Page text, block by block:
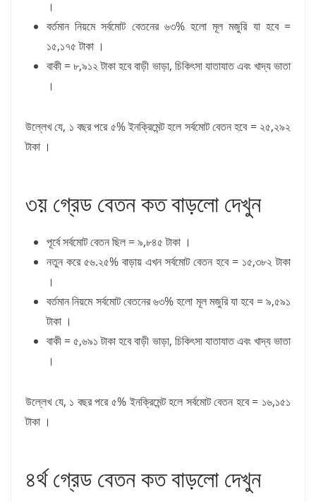
।
বর্তমান নিয়মে সর্বমোট বেতনের ৬৩% হলো মূল মজুরি যা হবে =
১৫,১৭৫ টাকা ।
বাকী = ৮,৯১২ টাকা হবে বাড়ী ভাড়া, চিকিৎসা যাতাযাত এবং খাদ্য ভাতা
।
উল্লেখ যে, ১ বছর পরে ৫% ইনক্রিমেন্ট হলে সর্বমোট বেতন হবে = ২৫,২৯২
টাকা ।
৩য় গ্রেড বেতন কত বাড়লো দেখুন
পূর্বে সর্বমোট বেতন ছিল = ৯,৮৪৫ টাকা ।
নতুন করে ৫৬.২৫% বাড়ায় এখন সর্বমোট বেতন হবে = ১৫,৩৮২ টাকা
।
বর্তমান নিয়মে সর্বমোট বেতনের ৬৩% হলো মূল মজুরি যা হবে = ৯,৫৯১
টাকা ।
বাকী = ৫,৬৯১ টাকা হবে বাড়ী ভাড়া, চিকিৎসা যাতাযাত এবং খাদ্য ভাতা
।
উল্লেখ যে, ১ বছর পরে ৫% ইনক্রিমেন্ট হলে সর্বমোট বেতন হবে = ১৬,১৫১
টাকা ।
৪র্থ গ্রেড বেতন কত বাড়লো দেখুন